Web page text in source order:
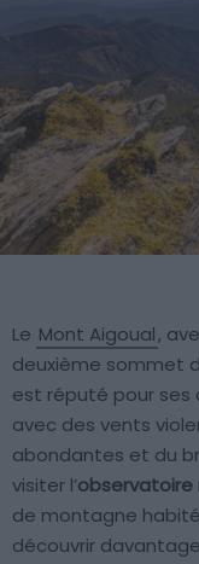
Le Mont Aigoual,
deuxième sommet
est réputé pour ses
avec des vents
abondantes et du
visiter l’
de montagne
découvrir